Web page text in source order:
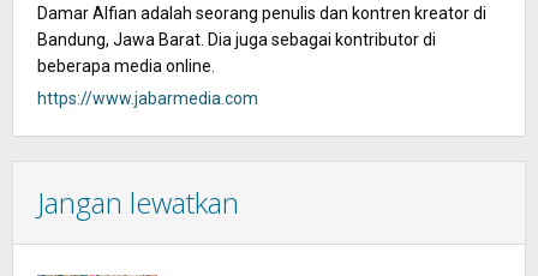
Damar Alfian adalah seorang penulis dan kontren kreator di
Bandung, Jawa Barat. Dia juga sebagai kontributor di
beberapa media online.
https://www.jabarmedia.com
Jangan lewatkan